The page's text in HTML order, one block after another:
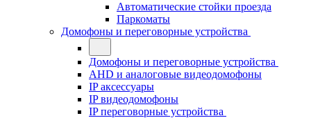
Автоматические стойки проезда
Паркоматы
Домофоны и переговорные устройства
Домофоны и переговорные устройства
AHD и аналоговые видеодомофоны
IP аксессуары
IP видеодомофоны
IP переговорные устройства